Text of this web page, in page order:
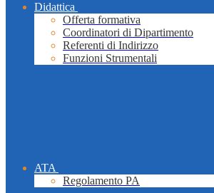
Didattica
Offerta formativa
Coordinatori di Dipartimento
Referenti di Indirizzo
Funzioni Strumentali
ATA
Regolamento PA